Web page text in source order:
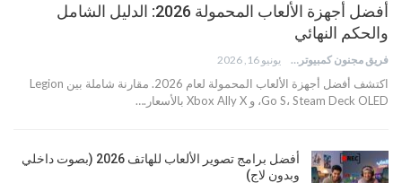
أفضل أجهزة الألعاب المحمولة 2026: الدليل الشامل
والحكم النهائي
فريق مجنون كمبيوتر يونيو 16, 2026
اكتشف أفضل أجهزة الألعاب المحمولة لعام 2026. مقارنة شاملة بين Legion
Go S، Steam Deck OLED، و Xbox Ally X بالأسعار.…
أفضل برامج تصوير الألعاب للهاتف 2026 (بصوت داخلي
وبدون لاج)